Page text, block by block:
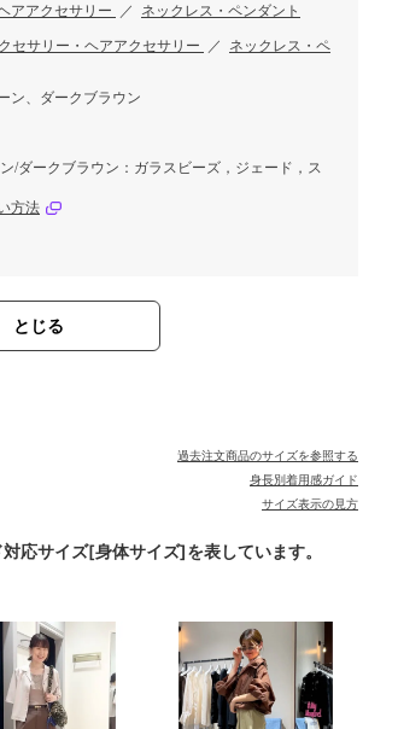
アアクセサリー ／ ネックレス・ペンダント
セサリー・ヘアアクセサリー ／ ネックレス・ペ
ン、ダークブラウン
/ダークブラウン：ガラスビーズ，ジェード，ス
方法
とじる
過去注文商品のサイズを参照する
身長別着用感ガイド
サイズ表示の見方
サイズ[身体サイズ]を表しています。